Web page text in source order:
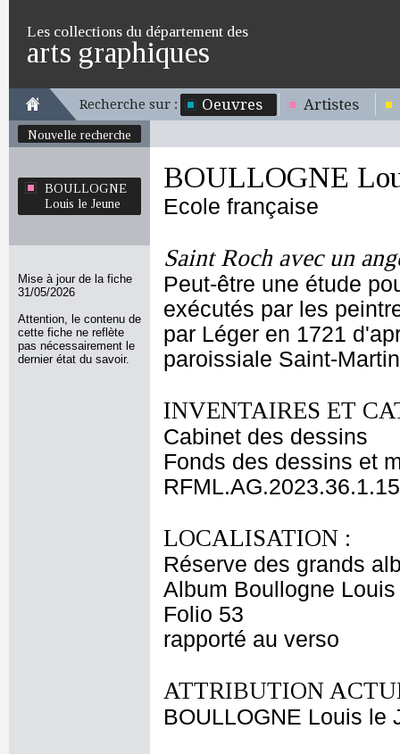
Les collections du département des
arts graphiques
Recherche sur : Oeuvres Artistes
Nouvelle recherche
BOULLOGNE
Louis le Jeune
Mise à jour de la fiche
31/05/2026
Attention, le contenu de
cette fiche ne reflète
pas nécessairement le
dernier état du savoir.
BOULLOGNE
Ecole française
Saint Roch avec un
Peut-être une étude
exécutés par les
par Léger en 1721
paroissiale Saint-
INVENTAIRES ET
Cabinet des dessins
Fonds des dessins et
LOCALISATION :
Réserve des grands
Album Boullogne
Folio 53
rapporté au verso
ATTRIBUTION
BOULLOGNE Louis le